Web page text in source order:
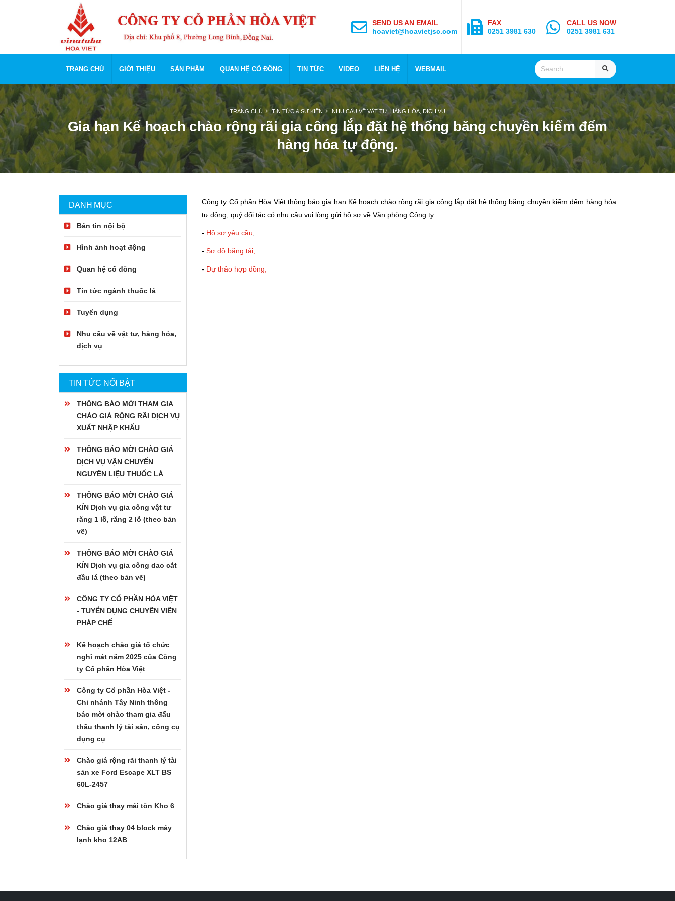
SEND US AN EMAIL
hoaviet@hoavietjsc.com
FAX
0251 3981 630
CALL US NOW
0251 3981 631
TRANG CHỦ GIỚI THIỆU SẢN PHẨM QUAN HỆ CỔ ĐÔNG TIN TỨC VIDEO LIÊN HỆ WEBMAIL
Gia hạn Kế hoạch chào rộng rãi gia công lắp đặt hệ thống băng chuyền kiểm đếm
hàng hóa tự động.
TRANG CHỦ TIN TỨC & SỰ KIỆN NHU CẦU VỀ VẬT TƯ, HÀNG HÓA, DỊCH VỤ
DANH MỤC
Bản tin nội bộ
Hình ảnh hoạt động
Quan hệ cổ đông
Tin tức ngành thuốc lá
Tuyển dụng
Nhu cầu về vật tư, hàng hóa,
dịch vụ
TIN TỨC NỔI BẬT
THÔNG BÁO MỜI THAM GIA
CHÀO GIÁ RỘNG RÃI DỊCH VỤ
XUẤT NHẬP KHẨU
THÔNG BÁO MỜI CHÀO GIÁ
DỊCH VỤ VẬN CHUYỂN
NGUYÊN LIỆU THUỐC LÁ
THÔNG BÁO MỜI CHÀO GIÁ
KÍN Dịch vụ gia công vật tư
răng 1 lỗ, răng 2 lỗ (theo bản
vẽ)
THÔNG BÁO MỜI CHÀO GIÁ
KÍN Dịch vụ gia công dao cắt
đầu lá (theo bản vẽ)
CÔNG TY CỔ PHẦN HÒA VIỆT
- TUYỂN DỤNG CHUYÊN VIÊN
PHÁP CHẾ
Kế hoạch chào giá tổ chức
nghỉ mát năm 2025 của Công
ty Cổ phần Hòa Việt
Công ty Cổ phần Hòa Việt -
Chi nhánh Tây Ninh thông
báo mời chào tham gia đấu
thầu thanh lý tài sản, công cụ
dụng cụ
Chào giá rộng rãi thanh lý tài
sản xe Ford Escape XLT BS
60L-2457
Chào giá thay mái tôn Kho 6
Chào giá thay 04 block máy
lạnh kho 12AB
Công ty Cổ phần Hòa Việt thông báo gia hạn Kế hoạch chào rộng rãi gia công lắp đặt hệ thống băng chuyền kiểm đếm hàng hóa
tự động, quý đối tác có nhu cầu vui lòng gửi hồ sơ về Văn phòng Công ty.
- Hồ sơ yêu cầu;
- Sơ đồ băng tải;
- Dự thảo hợp đồng;